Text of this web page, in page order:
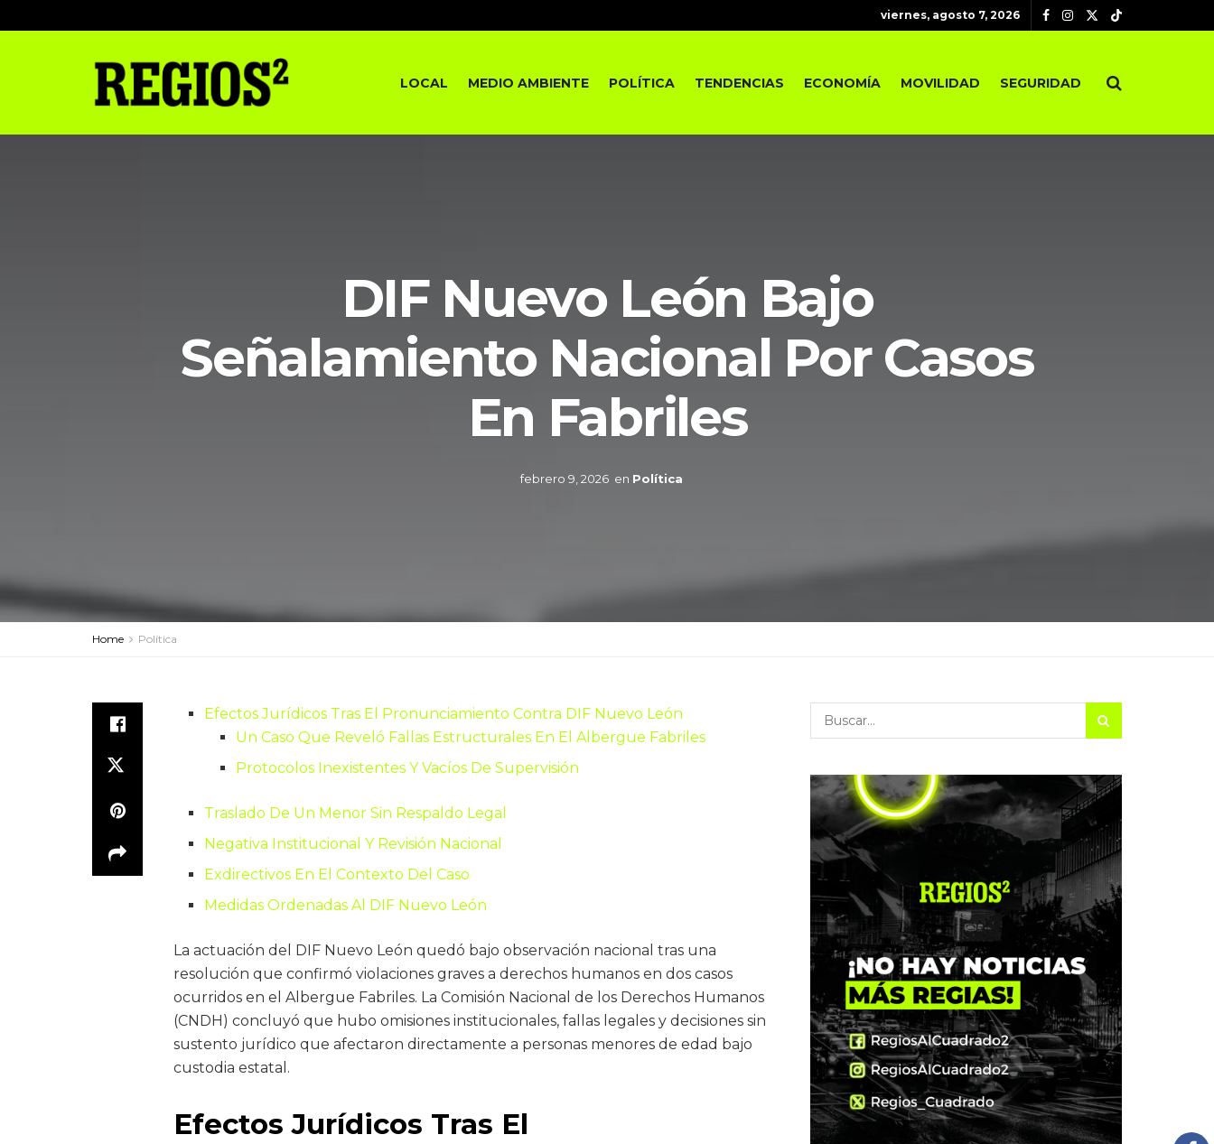
viernes, agosto 7, 2026
LOCAL MEDIO AMBIENTE POLÍTICA TENDENCIAS ECONOMÍA MOVILIDAD SEGURIDAD
DIF Nuevo León Bajo
Señalamiento Nacional Por Casos
En Fabriles
febrero 9, 2026 en Política
Home Política
Efectos Jurídicos Tras El Pronunciamiento Contra DIF Nuevo León
Un Caso Que Reveló Fallas Estructurales En El Albergue Fabriles
Protocolos Inexistentes Y Vacíos De Supervisión
Traslado De Un Menor Sin Respaldo Legal
Negativa Institucional Y Revisión Nacional
Exdirectivos En El Contexto Del Caso
Medidas Ordenadas Al DIF Nuevo León
La actuación del DIF Nuevo León quedó bajo observación nacional tras una
resolución que confirmó violaciones graves a derechos humanos en dos casos
ocurridos en el Albergue Fabriles. La Comisión Nacional de los Derechos Humanos
(CNDH) concluyó que hubo omisiones institucionales, fallas legales y decisiones sin
sustento jurídico que afectaron directamente a personas menores de edad bajo
custodia estatal.
Efectos Jurídicos Tras El